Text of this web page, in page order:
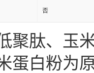
否
聚肽、玉
蛋白粉为